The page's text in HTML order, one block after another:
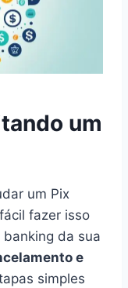
um
um Pix
fazer isso
da sua
e
simples